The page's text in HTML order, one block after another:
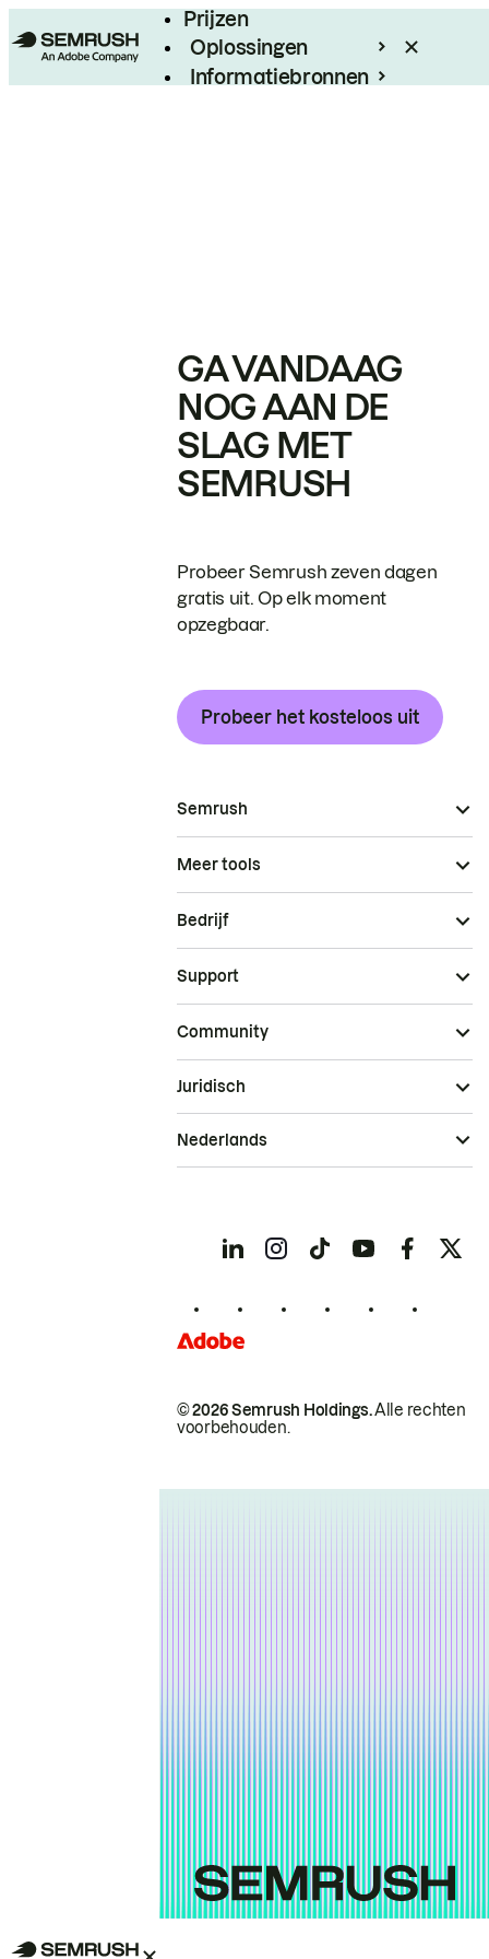
Prijzen
Oplossingen
Informatiebronnen
GA VANDAAG
NOG AAN DE
SLAG MET
SEMRUSH
Probeer Semrush zeven dagen
gratis uit. Op elk moment
opzegbaar.
Probeer het kosteloos uit
Semrush
Meer tools
Bedrijf
Support
Community
© 2026 Semrush Holdings.Alle rechten
voorbehouden.
Juridisch
Nederlands